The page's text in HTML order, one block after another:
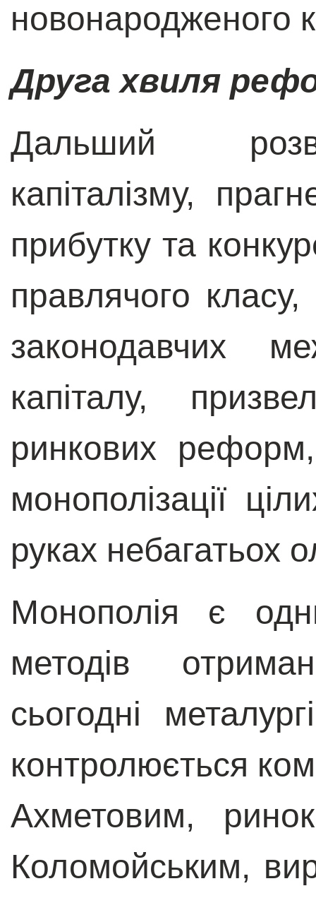
новонародженого
Друга хвиля
Дальший
капіталізму,
прибутку та
правлячого класу,
законодавчих
капіталу,
ринкових
монополізації
руках небагатьох
Монополія є
методів
сьогодні
контролюється
Ахметовим,
Коломойським,